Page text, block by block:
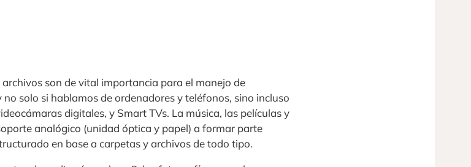
son de vital importancia para el manejo de
solo si hablamos de ordenadores y teléfonos, sino incluso
digitales, y Smart TVs. La música, las películas y
analógico (unidad óptica y papel) a formar parte
en base a carpetas y archivos de todo tipo.